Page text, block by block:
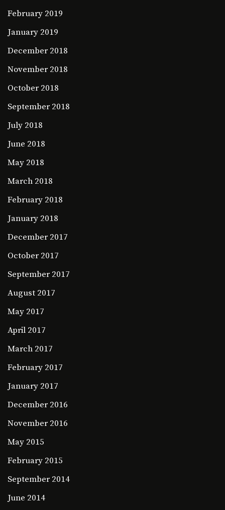
February 2019
January 2019
December 2018
November 2018
October 2018
September 2018
July 2018
June 2018
May 2018
March 2018
February 2018
January 2018
December 2017
October 2017
September 2017
August 2017
May 2017
April 2017
March 2017
February 2017
January 2017
December 2016
November 2016
May 2015
February 2015
September 2014
June 2014